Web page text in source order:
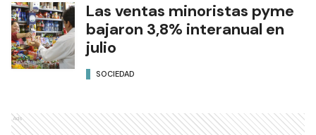
Las ventas minoristas pyme
bajaron 3,8% interanual en
julio
SOCIEDAD
Ads